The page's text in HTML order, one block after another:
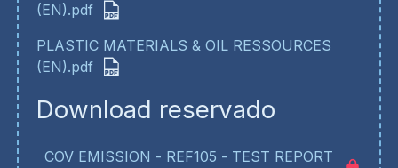
(EN).pdf
PLASTIC MATERIALS & OIL RESSOURCES
(EN).pdf
Download reservado
COV EMISSION - REF105 - TEST REPORT